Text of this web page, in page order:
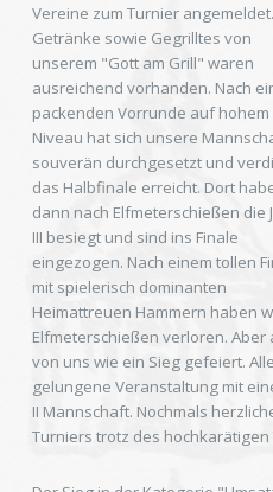
Vereine zum Turnier angemeldet.
Getränke sowie Gegrilltes von
unserem "Gott am Grill" waren
ausreichend vorhanden. Nach
packenden Vorrunde auf hohem
Niveau hat sich unsere
souverän durchgesetzt und
das Halbfinale erreicht. Dort
dann nach Elfmeterschießen die
III besiegt und sind ins Finale
eingezogen. Nach einem tollen
mit spielerisch dominanten
Heimattreuen Hammern haben
Elfmeterschießen verloren.
von uns wie ein Sieg gefeiert.
gelungene Veranstaltung mit
II Mannschaft. Nochmals
Turniers trotz des